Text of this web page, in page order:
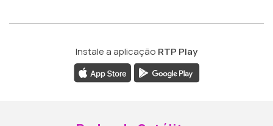
Instale a aplicação RTP Play